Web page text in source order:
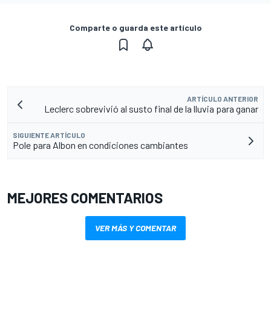
Comparte o guarda este artículo
ARTÍCULO ANTERIOR
Leclerc sobrevivió al susto final de la lluvia para ganar
SIGUIENTE ARTÍCULO
Pole para Albon en condiciones cambiantes
MEJORES COMENTARIOS
VER MÁS Y COMENTAR